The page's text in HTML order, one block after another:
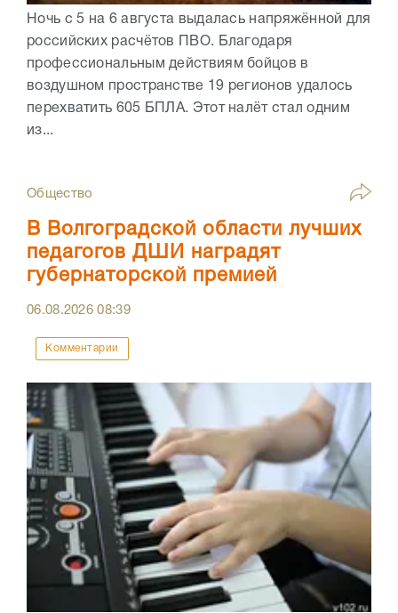
Ночь с 5 на 6 августа выдалась напряжённой для
российских расчётов ПВО. Благодаря
профессиональным действиям бойцов в
воздушном пространстве 19 регионов удалось
перехватить 605 БПЛА. Этот налёт стал одним
из...
Общество
В Волгоградской области лучших
педагогов ДШИ наградят
губернаторской премией
06.08.202608:39
Комментарии